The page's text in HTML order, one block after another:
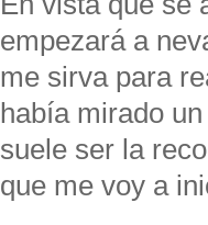
empezará a
me sirva para
había mirado
suele ser la
que me voy a